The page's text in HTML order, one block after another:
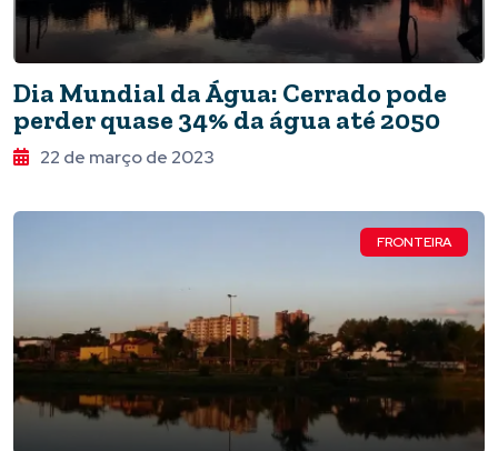
Dia Mundial da Água: Cerrado pode
perder quase 34% da água até 2050
22 de março de 2023
FRONTEIRA